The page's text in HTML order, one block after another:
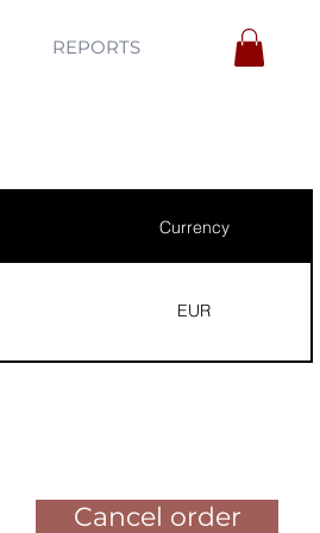
REPORTS
Currency
EUR
Cancel order